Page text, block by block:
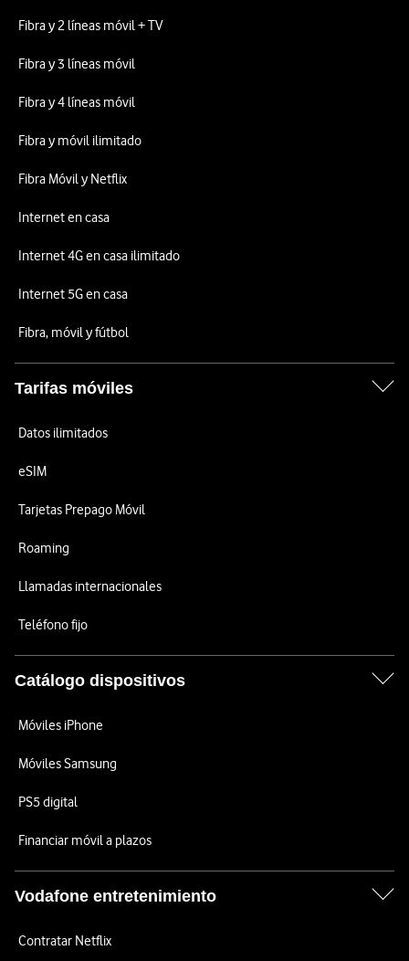
Fibra y 2 líneas móvil + TV
Fibra y 3 líneas móvil
Fibra y 4 líneas móvil
Fibra y móvil ilimitado
Fibra Móvil y Netflix
Internet en casa
Internet 4G en casa ilimitado
Internet 5G en casa
Fibra, móvil y fútbol
Tarifas móviles
Datos ilimitados
eSIM
Tarjetas Prepago Móvil
Roaming
Llamadas internacionales
Teléfono fijo
Catálogo dispositivos
Móviles iPhone
Móviles Samsung
PS5 digital
Financiar móvil a plazos
Vodafone entretenimiento
Contratar Netflix